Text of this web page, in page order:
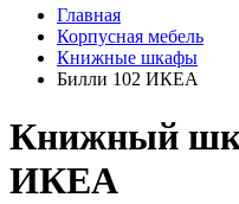
Главная
Корпусная мебель
Книжные шкафы
Билли 102 ИКЕА
Книжный
ИКЕА